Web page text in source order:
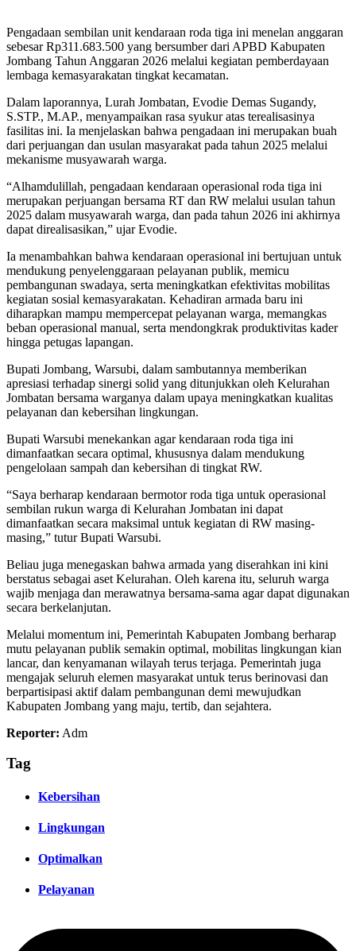
Pengadaan sembilan unit kendaraan roda tiga ini menelan anggaran
sebesar Rp311.683.500 yang bersumber dari APBD Kabupaten
Jombang Tahun Anggaran 2026 melalui kegiatan pemberdayaan
lembaga kemasyarakatan tingkat kecamatan.
Dalam laporannya, Lurah Jombatan, Evodie Demas Sugandy,
S.STP., M.AP., menyampaikan rasa syukur atas terealisasinya
fasilitas ini. Ia menjelaskan bahwa pengadaan ini merupakan buah
dari perjuangan dan usulan masyarakat pada tahun 2025 melalui
mekanisme musyawarah warga.
“Alhamdulillah, pengadaan kendaraan operasional roda tiga ini
merupakan perjuangan bersama RT dan RW melalui usulan tahun
2025 dalam musyawarah warga, dan pada tahun 2026 ini akhirnya
dapat direalisasikan,” ujar Evodie.
Ia menambahkan bahwa kendaraan operasional ini bertujuan untuk
mendukung penyelenggaraan pelayanan publik, memicu
pembangunan swadaya, serta meningkatkan efektivitas mobilitas
kegiatan sosial kemasyarakatan. Kehadiran armada baru ini
diharapkan mampu mempercepat pelayanan warga, memangkas
beban operasional manual, serta mendongkrak produktivitas kader
hingga petugas lapangan.
Bupati Jombang, Warsubi, dalam sambutannya memberikan
apresiasi terhadap sinergi solid yang ditunjukkan oleh Kelurahan
Jombatan bersama warganya dalam upaya meningkatkan kualitas
pelayanan dan kebersihan lingkungan.
Bupati Warsubi menekankan agar kendaraan roda tiga ini
dimanfaatkan secara optimal, khususnya dalam mendukung
pengelolaan sampah dan kebersihan di tingkat RW.
“Saya berharap kendaraan bermotor roda tiga untuk operasional
sembilan rukun warga di Kelurahan Jombatan ini dapat
dimanfaatkan secara maksimal untuk kegiatan di RW masing-
masing,” tutur Bupati Warsubi.
Beliau juga menegaskan bahwa armada yang diserahkan ini kini
berstatus sebagai aset Kelurahan. Oleh karena itu, seluruh warga
wajib menjaga dan merawatnya bersama-sama agar dapat digunakan
secara berkelanjutan.
Melalui momentum ini, Pemerintah Kabupaten Jombang berharap
mutu pelayanan publik semakin optimal, mobilitas lingkungan kian
lancar, dan kenyamanan wilayah terus terjaga. Pemerintah juga
mengajak seluruh elemen masyarakat untuk terus berinovasi dan
berpartisipasi aktif dalam pembangunan demi mewujudkan
Kabupaten Jombang yang maju, tertib, dan sejahtera.
Reporter: Adm
Tag
Kebersihan
Lingkungan
Optimalkan
Pelayanan